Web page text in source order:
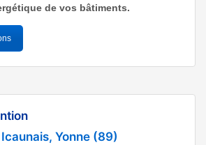
de vos bâtiments.
Yonne (89)